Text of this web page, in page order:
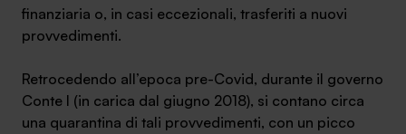
+030.3540104
info@safinance.it
finanziaria o, in casi eccezionali, trasferiti a nuovi
provvedimenti.
Retrocedendo all’epoca pre-Covid, durante il governo
Conte I (in carica dal giugno 2018), si contano circa
una quarantina di tali provvedimenti, con un picco